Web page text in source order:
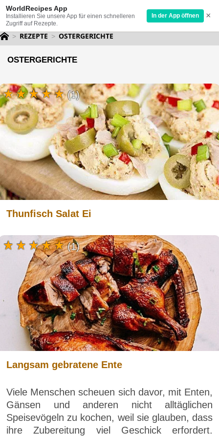
WorldRecipes App
Installieren Sie unsere App für einen schnelleren
Zugriff auf Rezepte.
In der App öffnen ×
REZEPTE OSTERGERICHTE
OSTERGERICHTE
Thunfisch Salat Ei
(1)
Langsam gebratene Ente
Viele Menschen scheuen sich davor, mit Enten,
Gänsen und anderen nicht alltäglichen
Speisevögeln zu kochen, weil sie glauben, dass
ihre Zubereitung viel Geschick erfordert.
(1)